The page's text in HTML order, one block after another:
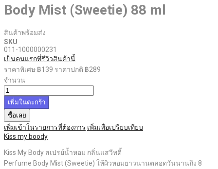
Body Mist (Sweetie) 88 ml
สินค้าพร้อมส่ง
SKU
011-1000000231
เป็นคนแรกที่รีวิวสินค้านี้
ราคาพิเศษ ฿139 ราคาปกติ ฿289
จำนวน
เพิ่มในตะกร้า
ซื้อเลย
เพิ่มเข้าในรายการที่ต้องการ เพิ่มเพื่อเปรียบเทียบ
Kiss my boody
Kiss My Body สเปรย์น้ำหอม กลิ่นแสวีทตี้
Perfume Body Mist (Sweetie) ให้ผิวหอมยาวนานตลอดวันนานถึง 8